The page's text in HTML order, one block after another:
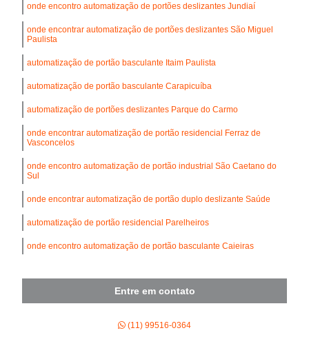
onde encontro automatização de portões deslizantes Jundiaí
onde encontrar automatização de portões deslizantes São Miguel
Paulista
automatização de portão basculante Itaim Paulista
automatização de portão basculante Carapicuíba
automatização de portões deslizantes Parque do Carmo
onde encontrar automatização de portão residencial Ferraz de
Vasconcelos
onde encontro automatização de portão industrial São Caetano do
Sul
onde encontrar automatização de portão duplo deslizante Saúde
automatização de portão residencial Parelheiros
onde encontro automatização de portão basculante Caieiras
Entre em contato
(11) 99516-0364